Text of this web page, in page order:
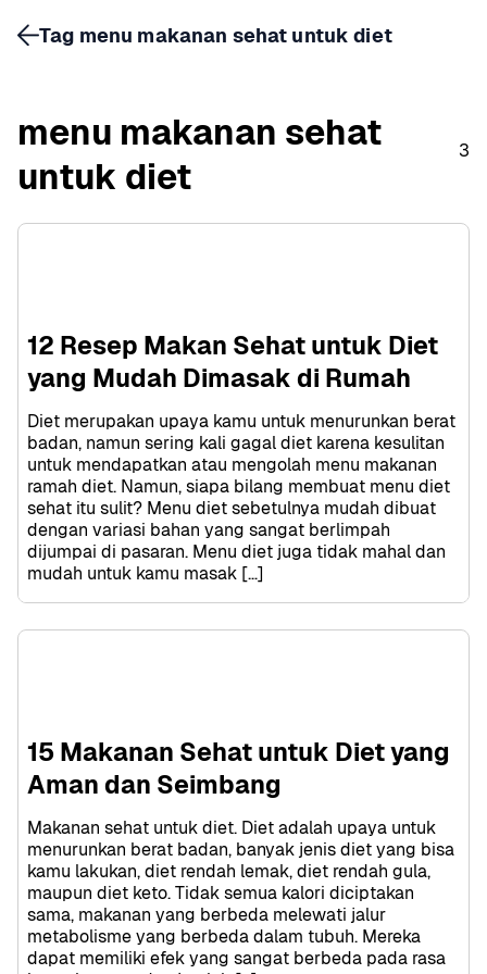
menu makanan sehat
untuk diet
3
12 Resep Makan Sehat untuk Diet
yang Mudah Dimasak di Rumah
Diet merupakan upaya kamu untuk menurunkan berat
badan, namun sering kali gagal diet karena kesulitan
untuk mendapatkan atau mengolah menu makanan
ramah diet. Namun, siapa bilang membuat menu diet
sehat itu sulit? Menu diet sebetulnya mudah dibuat
dengan variasi bahan yang sangat berlimpah
dijumpai di pasaran. Menu diet juga tidak mahal dan
mudah untuk kamu masak […]
15 Makanan Sehat untuk Diet yang
Aman dan Seimbang
Makanan sehat untuk diet. Diet adalah upaya untuk
menurunkan berat badan, banyak jenis diet yang bisa
kamu lakukan, diet rendah lemak, diet rendah gula,
maupun diet keto. Tidak semua kalori diciptakan
sama, makanan yang berbeda melewati jalur
metabolisme yang berbeda dalam tubuh. Mereka
dapat memiliki efek yang sangat berbeda pada rasa
Tag menu makanan sehat untuk diet